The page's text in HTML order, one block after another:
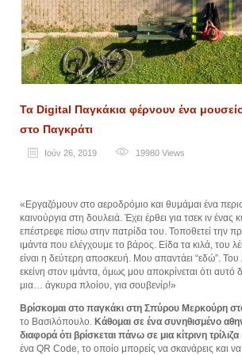
Τα Digital Παγκάκια φέρνουν ένα
στο Παγκράτι
Ιούν 26, 2019 19980 Views
«Εργαζόμουν στο αεροδρόμιο και θυμάμαι ένα
καινούργια στη δουλειά. Έχει έρθει για τσεκ ιν ένας
επέστρεφε πίσω στην πατρίδα του. Τοποθετεί την
ιμάντα που ελέγχουμε το βάρος. Είδα τα κιλά, του
είναι η δεύτερη αποσκευή. Μου απαντάει “εδώ”. Του
εκείνη στον ιμάντα, όμως μου αποκρίνεται ότι αυτό δε
μια… άγκυρα πλοίου, για σουβενίρ!»
Βρίσκομαι στο παγκάκι στη Σπύρου Μερκούρη
το Βασιλόπουλο. Κάθομαι σε ένα συνηθισμένο
διαφορά ότι βρίσκεται πάνω σε μια κίτρινη τρίλιζα
ένα QR Code, το οποίο μπορείς να σκανάρεις και να